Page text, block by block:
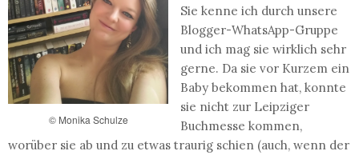
© Monika Schulze
Sie kenne ich durch unsere
Blogger-WhatsApp-Gruppe
und ich mag sie wirklich sehr
gerne. Da sie vor Kurzem ein
Baby bekommen hat, konnte
sie nicht zur Leipziger
Buchmesse kommen,
worüber sie ab und zu etwas traurig schien (auch, wenn der